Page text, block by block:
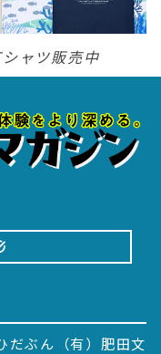
ャツ販売中
だぶん（有）肥田文